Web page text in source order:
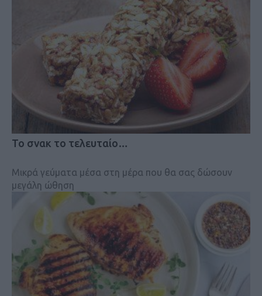
Το σνακ το τελευταίο…
Μικρά γεύματα μέσα στη μέρα που θα σας δώσουν
μεγάλη ώθηση